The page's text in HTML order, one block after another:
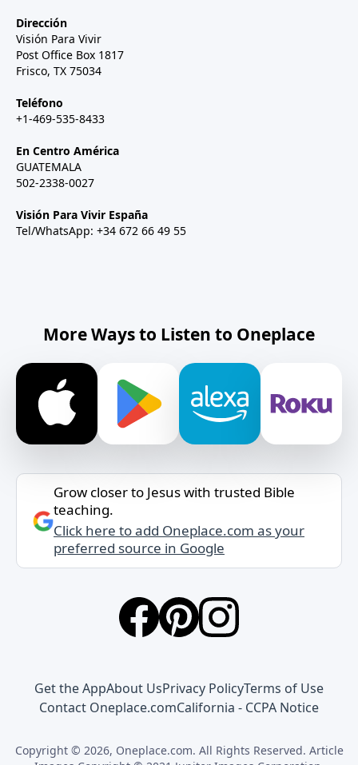
Dirección
Visión Para Vivir
Post Office Box 1817
Frisco, TX 75034
Teléfono
+1-469-535-8433
En Centro América
GUATEMALA
502-2338-0027
Visión Para Vivir España
Tel/WhatsApp: +34 672 66 49 55
More Ways to Listen to Oneplace
Grow closer to Jesus with trusted Bible
teaching.
Click here to add Oneplace.com as your
preferred source in Google
Get the AppAbout UsPrivacy PolicyTerms of Use
Contact Oneplace.comCalifornia - CCPA Notice
Copyright © 2026, Oneplace.com. All Rights Reserved. Article